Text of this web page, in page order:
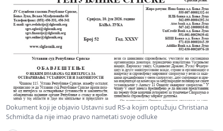
Dokument koji je objavio Ustavni sud RS-a kojim optužuju Christiana
Schmidta da nije imao pravo nametati svoje odluke